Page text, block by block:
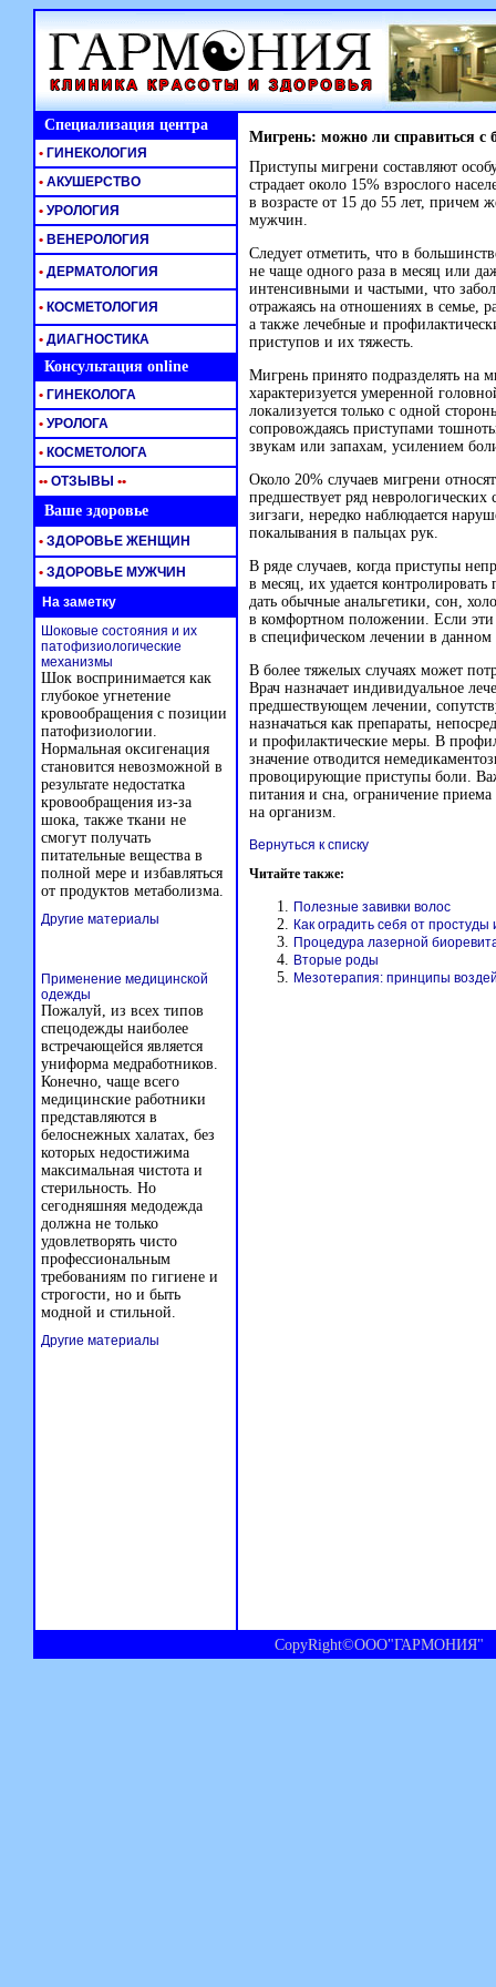
Специализация центра Мигрень: можно ли справиться с
Приступы мигрени составляют
страдает около 15% взрослого
в возрасте от 15 до 55 лет, причем
мужчин.
Следует отметить, что в
не чаще одного раза в месяц или
интенсивными и частыми, что
отражаясь на отношениях в семье,
а также лечебные и
приступов и их тяжесть.
Мигрень принято подразделять на
характеризуется умеренной
локализуется только с одной
сопровождаясь приступами
звукам или запахам, усилением
Около 20% случаев мигрени
предшествует ряд
зигзаги, нередко наблюдается
покалывания в пальцах рук.
В ряде случаев, когда приступы
в месяц, их удается
дать обычные анальгетики, сон,
в комфортном положении. Если
в специфическом лечении в данном
В более тяжелых случаях может
Врач назначает индивидуальное
предшествующем лечении,
назначаться как препараты,
и профилактические меры. В
значение отводится
провоцирующие приступы боли.
питания и сна, ограничение приема
на организм.
Вернуться к списку
Читайте также:
Полезные завивки волос
Как оградить себя от простуды
Процедура лазерной
Вторые роды
Мезотерапия: принципы
• ГИНЕКОЛОГИЯ
• АКУШЕРСТВО
• УРОЛОГИЯ
• ВЕНЕРОЛОГИЯ
• ДЕРМАТОЛОГИЯ
• КОСМЕТОЛОГИЯ
• ДИАГНОСТИКА
Консультация online
• ГИНЕКОЛОГА
• УРОЛОГА
• КОСМЕТОЛОГА
•• ОТЗЫВЫ ••
Ваше здоровье
• ЗДОРОВЬЕ ЖЕНЩИН
• ЗДОРОВЬЕ МУЖЧИН
На заметку
Шоковые состояния и их
патофизиологические
механизмы
Шок воспринимается как
глубокое угнетение
кровообращения с позиции
патофизиологии.
Нормальная оксигенация
становится невозможной в
результате недостатка
кровообращения из-за
шока, также ткани не
смогут получать
питательные вещества в
полной мере и избавляться
от продуктов метаболизма.
Другие материалы
Применение медицинской
одежды
Пожалуй, из всех типов
спецодежды наиболее
встречающейся является
униформа медработников.
Конечно, чаще всего
медицинские работники
представляются в
белоснежных халатах, без
которых недостижима
максимальная чистота и
стерильность. Но
сегодняшняя медодежда
должна не только
удовлетворять чисто
профессиональным
требованиям по гигиене и
строгости, но и быть
модной и стильной.
Другие материалы